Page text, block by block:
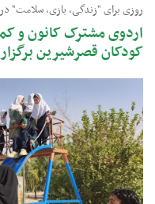
روزی برای "زندگی، بازی، سلامت"
اردوی مشترک کانون و
کودکان قصرشیرین